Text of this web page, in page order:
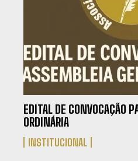
EDITAL DE CONVOCAÇÃO
ORDINÁRIA
INSTITUCIONAL